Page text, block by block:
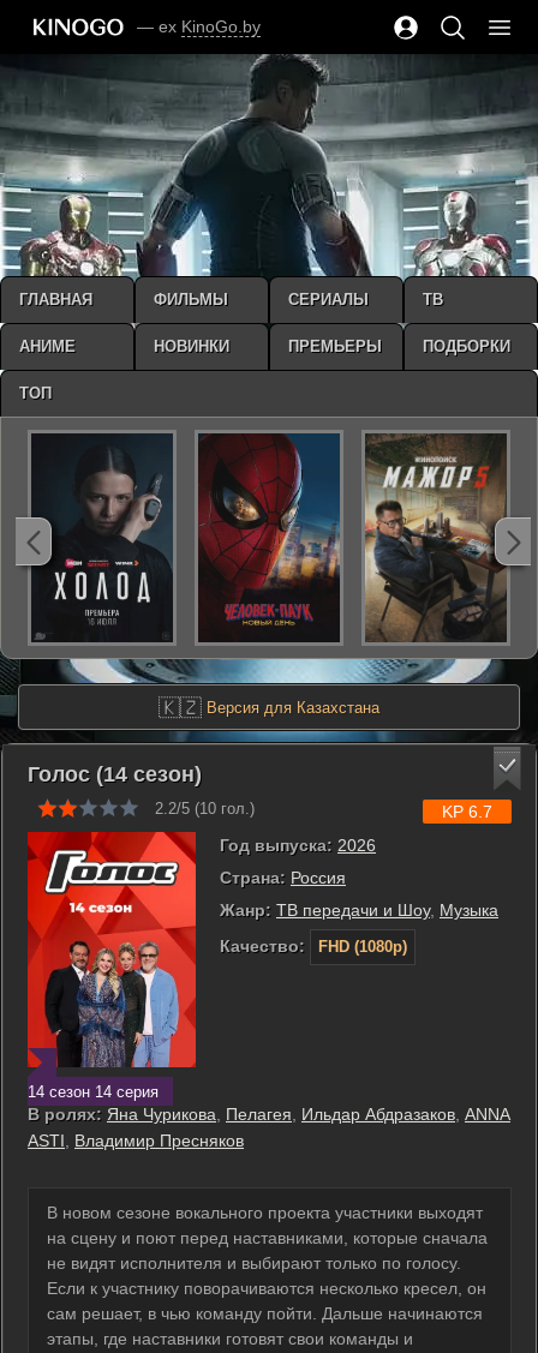
— ex KinoGo.by
🇰🇿 Версия для Казахстана
Голос (14 сезон)
2.2/5 (10 гол.)
14 сезон 14 серия
Год выпуска: 2026
Страна: Россия
Жанр: ТВ передачи и Шоу, Музыка
Качество:
FHD (1080p)
KP 6.7
В ролях: Яна Чурикова Пелагея Ильдар Абдразаков ANNA
ASTI
Владимир Пресняков
В новом сезоне вокального проекта участники выходят
на сцену и поют перед наставниками, которые сначала
не видят исполнителя и выбирают только по голосу.
Если к участнику поворачиваются несколько кресел, он
сам решает, в чью команду пойти. Дальше начинаются
этапы, где наставники готовят свои команды и
ГЛАВНАЯ ФИЛЬМЫ СЕРИАЛЫ ТВ
АНИМЕ НОВИНКИ ПРЕМЬЕРЫ ПОДБОРКИ
ТОП